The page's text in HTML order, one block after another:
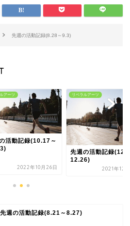
先週の活動記録(8.28～9.3)
アーツ
活動記録(10.17～
2022年10月26日
リベラルアーツ
先週の活動記録
12.26)
2021年12
先週の活動記録(8.21～8.27)